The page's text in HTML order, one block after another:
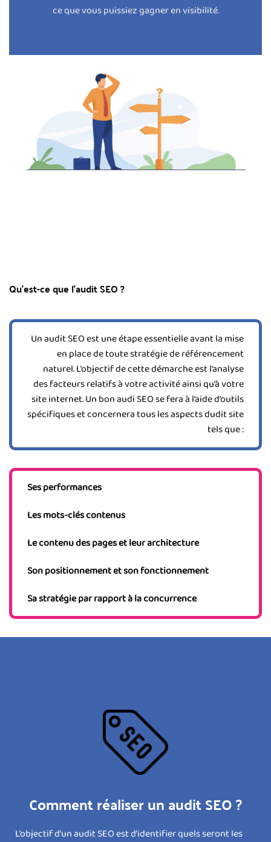
ce que vous puissiez gagner en visibilité.
Qu’est-ce que l’audit SEO ?
Un audit SEO est une étape essentielle avant la mise
en place de toute stratégie de référencement
naturel. L’objectif de cette démarche est l’analyse
des facteurs relatifs à votre activité ainsi qu’à votre
site internet. Un bon audi SEO se fera à l’aide d’outils
spécifiques et concernera tous les aspects dudit site
tels que :
Ses performances
Les mots-clés contenus
Le contenu des pages et leur architecture
Son positionnement et son fonctionnement
Sa stratégie par rapport à la concurrence
Comment réaliser un audit SEO ?
L’objectif d’un audit SEO est d’identifier quels seront les